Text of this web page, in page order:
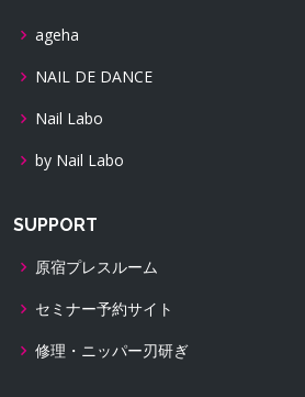
ageha
NAIL DE DANCE
Nail Labo
by Nail Labo
SUPPORT
原宿プレスルーム
セミナー予約サイト
修理・ニッパー刃研ぎ